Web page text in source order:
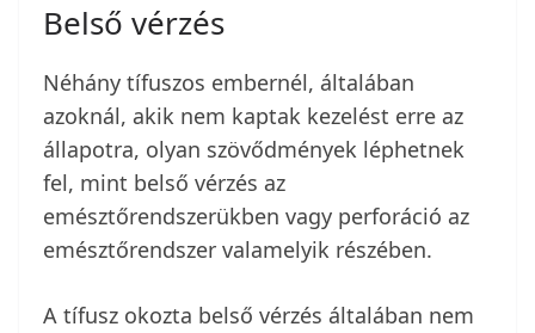
Belső vérzés
Néhány tífuszos embernél, általában
azoknál, akik nem kaptak kezelést erre az
állapotra, olyan szövődmények léphetnek
fel, mint belső vérzés az
emésztőrendszerükben vagy perforáció az
emésztőrendszer valamelyik részében.
A tífusz okozta belső vérzés általában nem